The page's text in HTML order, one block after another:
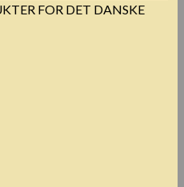
FOR DET DANSKE